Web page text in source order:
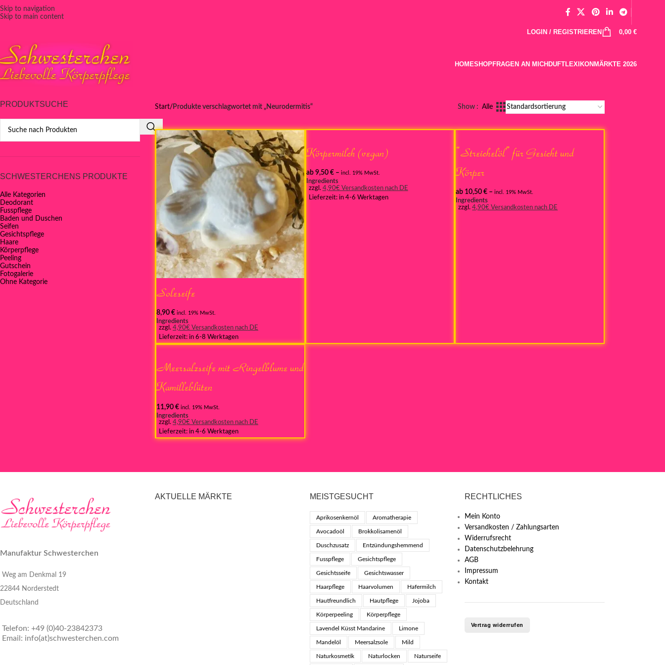
Skip to navigation
Skip to main content
LOGIN / REGISTRIEREN 0,00 €
HOMESHOPFRAGEN AN MICH DUFTLEXIKON MÄRKTE 2026
PRODUKTSUCHE
SCHWESTERCHENS PRODUKTE
Alle Kategorien
Deodorant
Fusspflege
Baden und Duschen
Seifen
Gesichtspflege
Haare
Körperpflege
Peeling
Gutschein
Fotogalerie
Ohne Kategorie
Start Produkte verschlagwortet mit „Neurodermitis“ Show Alle
Soleseife
8,90 € incl. 19% MwSt.
Ingredients
zzgl. 4,90€ Versandkosten nach DE
Lieferzeit: in 6-8 Werktagen
Körpermilch (vegan)
ab 9,50 €– incl. 19% MwSt.
Ingredients
zzgl. 4,90€ Versandkosten nach DE
Lieferzeit: in 4-6 Werktagen
“Streichelöl” für Gesicht und
Körper
ab 10,50€ –incl. 19% MwSt.
Ingredients
zzgl.4,90€ Versandkosten nach DE
Meersalzseife mit Ringelblume und
Kamilleblüten
11,90 € incl. 19% MwSt.
Ingredients
zzgl. 4,90€ Versandkosten nach DE
Lieferzeit: in 4-6 Werktagen
Manufaktur Schwesterchen
Weg am Denkmal 19
22844 Norderstedt
Deutschland
Telefon: +49 (0)40-23842373
Email: info(at)schwesterchen.com
AKTUELLE MÄRKTE MEISTGESUCHT
Aprikosenkernöl Aromatherapie
Avocadoöl Brokkolisamenöl
Duschzusatz Entzündungshemmend
Fusspflege Gesichtspflege
Gesichtsseife Gesichtswasser
Haarpflege Haarvolumen Hafermilch
Hautfreundlich Hautpflege Jojoba
Körperpeeling Körperpflege
Lavendel Küsst Mandarine Limone
Mandelöl Meersalzsole Mild
Naturkosmetik Naturlocken Naturseife
RECHTLICHES
Mein Konto
Versandkosten / Zahlungsarten
Widerrufsrecht
Datenschutzbelehrung
AGB
Impressum
Kontakt
Vertrag widerrufen